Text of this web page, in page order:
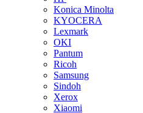
Konica Minolta
KYOCERA
Lexmark
OKI
Pantum
Ricoh
Samsung
Sindoh
Xerox
Xiaomi